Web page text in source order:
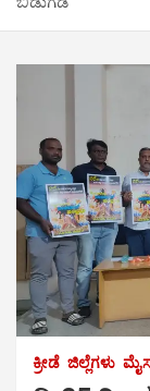
ಕ್ರೀಡೆ ಜಿಲ್ಲೆಗಳು